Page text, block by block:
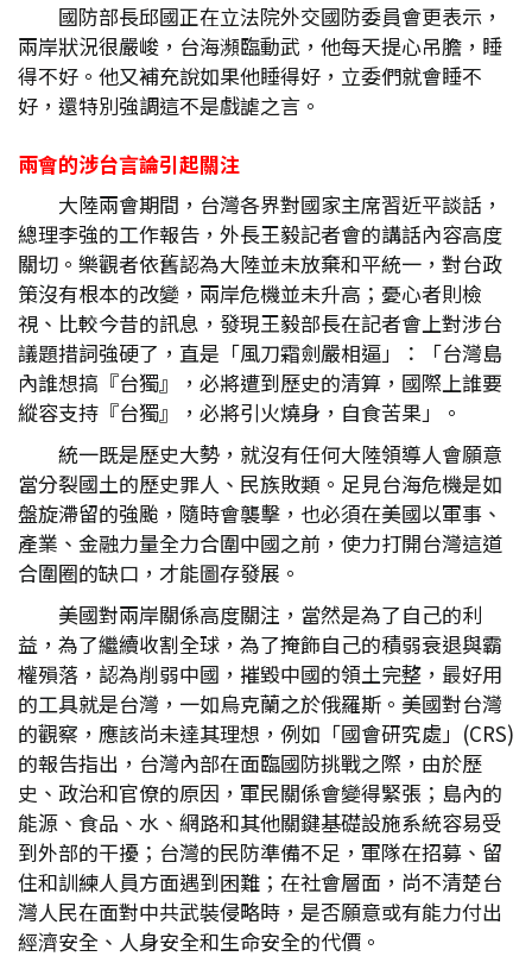
國防部長邱國正在立法院外交國防委員會更表示，
兩岸狀況很嚴峻，台海瀕臨動武，他每天提心吊膽，睡
得不好。他又補充說如果他睡得好，立委們就會睡不
好，還特別強調這不是戲謔之言。
兩會的涉台言論引起關注
大陸兩會期間，台灣各界對國家主席習近平談話，
總理李強的工作報告，外長王毅記者會的講話內容高度
關切。樂觀者依舊認為大陸並未放棄和平統一，對台政
策沒有根本的改變，兩岸危機並未升高；憂心者則檢
視、比較今昔的訊息，發現王毅部長在記者會上對涉台
議題措詞強硬了，直是「風刀霜劍嚴相逼」：「台灣島
內誰想搞『台獨』，必將遭到歷史的清算，國際上誰要
縱容支持『台獨』，必將引火燒身，自食苦果」。
統一既是歷史大勢，就沒有任何大陸領導人會願意
當分裂國土的歷史罪人、民族敗類。足見台海危機是如
盤旋滯留的強颱，隨時會襲擊，也必須在美國以軍事、
產業、金融力量全力合圍中國之前，使力打開台灣這道
合圍圈的缺口，才能圖存發展。
美國對兩岸關係高度關注，當然是為了自己的利
益，為了繼續收割全球，為了掩飾自己的積弱衰退與霸
權殞落，認為削弱中國，摧毀中國的領土完整，最好用
的工具就是台灣，一如烏克蘭之於俄羅斯。美國對台灣
的觀察，應該尚未達其理想，例如「國會研究處」(CRS)
的報告指出，台灣內部在面臨國防挑戰之際，由於歷
史、政治和官僚的原因，軍民關係會變得緊張；島內的
能源、食品、水、網路和其他關鍵基礎設施系統容易受
到外部的干擾；台灣的民防準備不足，軍隊在招募、留
住和訓練人員方面遇到困難；在社會層面，尚不清楚台
灣人民在面對中共武裝侵略時，是否願意或有能力付出
經濟安全、人身安全和生命安全的代價。